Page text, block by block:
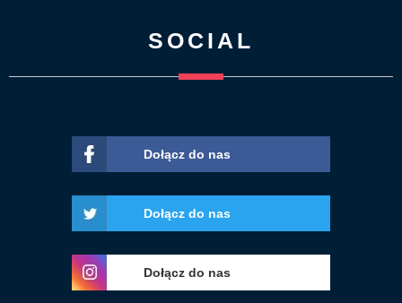
SOCIAL
Dołącz do nas
Dołącz do nas
Dołącz do nas